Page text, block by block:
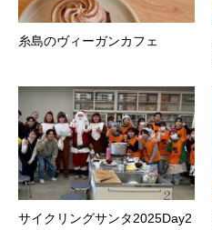
糸島のヴィーガンカフェ
サイクリングサンタ2025Day2